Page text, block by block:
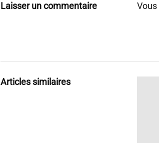
Laisser un commentaire
Articles similaires